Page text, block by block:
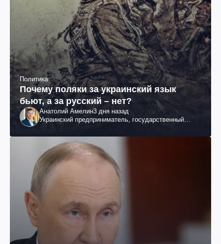
Политика
Почему поляки за украинский язык
бьют, а за русский – нет?
Анатолий Амелин3 дня назад
Украинский предприниматель, государственный